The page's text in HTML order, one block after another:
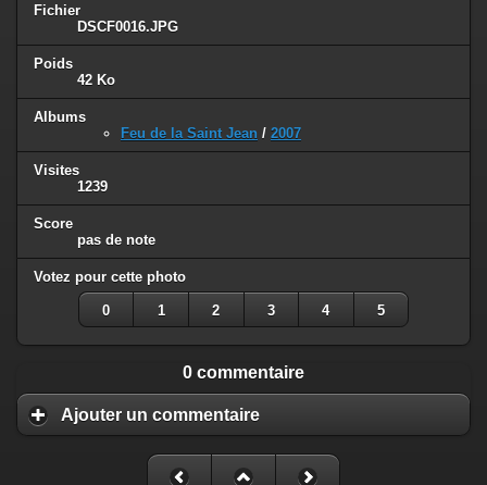
Fichier
DSCF0016.JPG
Poids
42 Ko
Albums
Feu de la Saint Jean / 2007
Visites
1239
Score
pas de note
Votez pour cette photo
0 1 2 3 4 5
0 commentaire
Ajouter un commentaire